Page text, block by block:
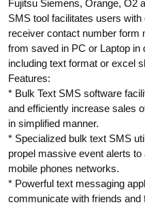
Fujitsu Siemens, Orange, O2
SMS tool facilitates users
receiver contact number form
from saved in PC or Laptop in
including text format or excel
Features:
* Bulk Text SMS software
and efficiently increase sales
in simplified manner.
* Specialized bulk text SMS
propel massive event alerts to
mobile phones networks.
* Powerful text messaging
communicate with friends